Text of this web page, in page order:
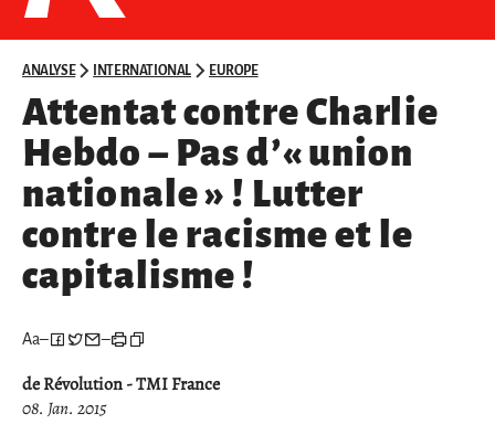
ANALYSE INTERNATIONAL EUROPE
Attentat contre Charlie
Hebdo – Pas d’« union
nationale » ! Lutter
contre le racisme et le
capitalisme !
Aa– –
de Révolution - TMI France
08. Jan. 2015